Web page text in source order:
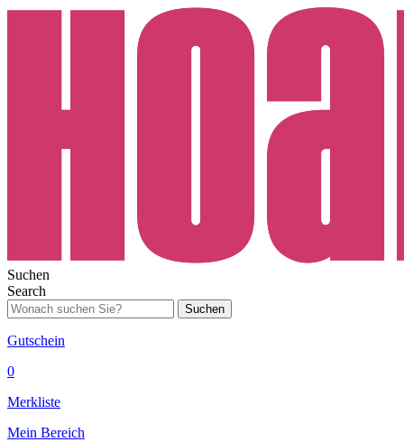
Suchen
Search
Suchen
Gutschein
0
Merkliste
Mein Bereich